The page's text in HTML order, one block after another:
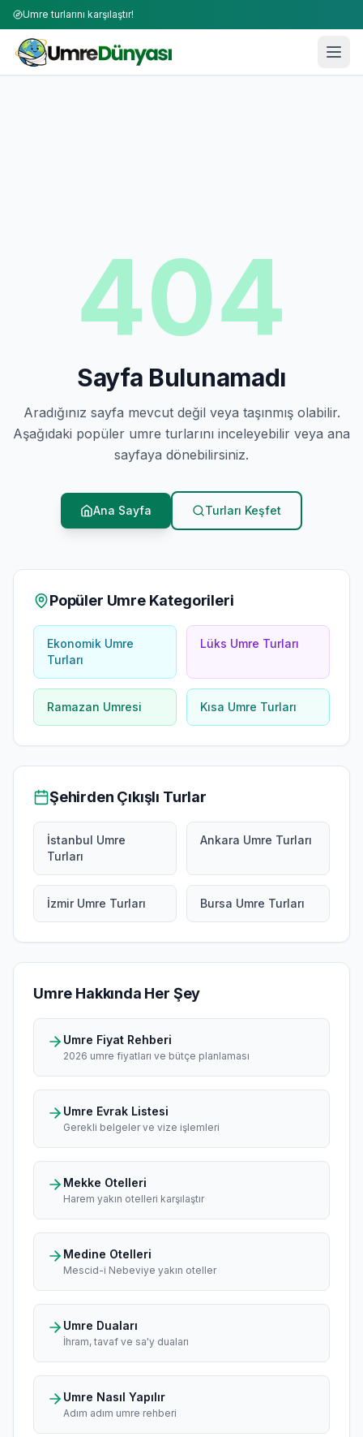
Umre turlarını karşılaştır!
404
Sayfa Bulunamadı
Aradığınız sayfa mevcut değil veya taşınmış olabilir.
Aşağıdaki popüler umre turlarını inceleyebilir veya ana
sayfaya dönebilirsiniz.
Ana Sayfa Turları Keşfet
Popüler Umre Kategorileri
Ekonomik Umre
Turları
Lüks Umre Turları
Ramazan Umresi Kısa Umre Turları
Şehirden Çıkışlı Turlar
İstanbul Umre
Turları
Ankara Umre Turları
İzmir Umre Turları Bursa Umre Turları
Umre Hakkında Her Şey
Umre Fiyat Rehberi
2026 umre fiyatları ve bütçe planlaması
Umre Evrak Listesi
Gerekli belgeler ve vize işlemleri
Mekke Otelleri
Harem yakın otelleri karşılaştır
Medine Otelleri
Mescid-i Nebeviye yakın oteller
Umre Duaları
İhram, tavaf ve sa'y duaları
Umre Nasıl Yapılır
Adım adım umre rehberi